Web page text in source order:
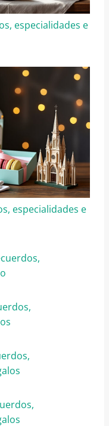
especialidades e
especialidades e